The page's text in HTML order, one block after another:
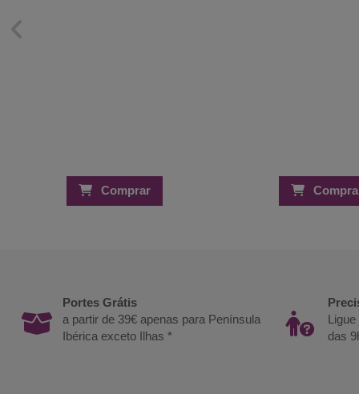
Comprar
Portes Grátis
a partir de 39€ apenas para Península
Ibérica exceto Ilhas *
das